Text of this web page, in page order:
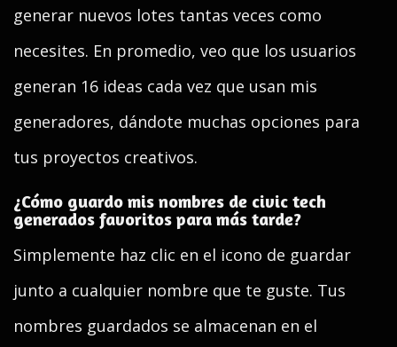
generar nuevos lotes tantas veces como
necesites. En promedio, veo que los usuarios
generan 16 ideas cada vez que usan mis
generadores, dándote muchas opciones para
tus proyectos creativos.
¿Cómo guardo mis nombres de civic tech
generados favoritos para más tarde?
Simplemente haz clic en el icono de guardar
junto a cualquier nombre que te guste. Tus
nombres guardados se almacenan en el